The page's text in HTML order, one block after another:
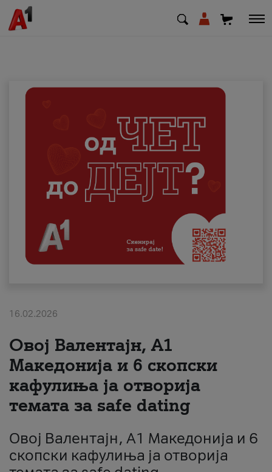
Деловни
Поддршка
Надополни кредит
Плати сметка
#ПодобарОнлајн
16.02.2026
Овој Валентајн, A1
Македонија и 6 скопски
кафулиња ја отворија
темата за safe dating
Овој Валентајн, A1 Македонија и 6
скопски кафулиња ја отворија